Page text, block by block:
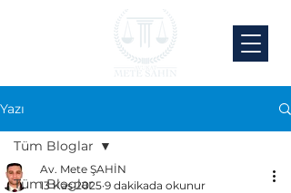
Yazı
Tüm Bloglar
Tüm Bloglar
Av. Mete ŞAHİN
13 Kas 2025 9 dakikada okunur